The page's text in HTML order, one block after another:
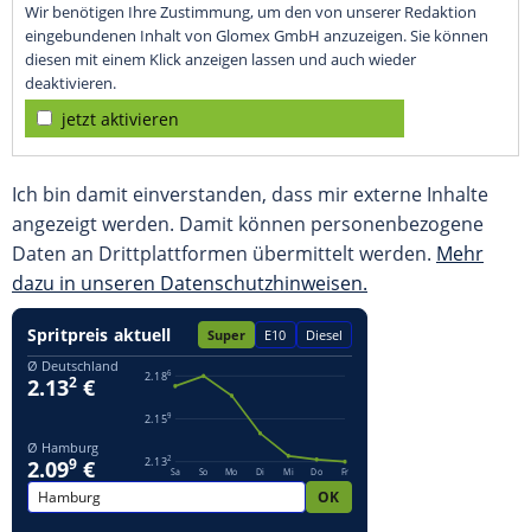
Wir benötigen Ihre Zustimmung, um den von unserer Redaktion
eingebundenen Inhalt von Glomex GmbH anzuzeigen. Sie können
diesen mit einem Klick anzeigen lassen und auch wieder
deaktivieren.
jetzt aktivieren
Ich bin damit einverstanden, dass mir externe Inhalte
angezeigt werden. Damit können personenbezogene
Daten an Drittplattformen übermittelt werden. Mehr
dazu in unseren Datenschutzhinweisen.